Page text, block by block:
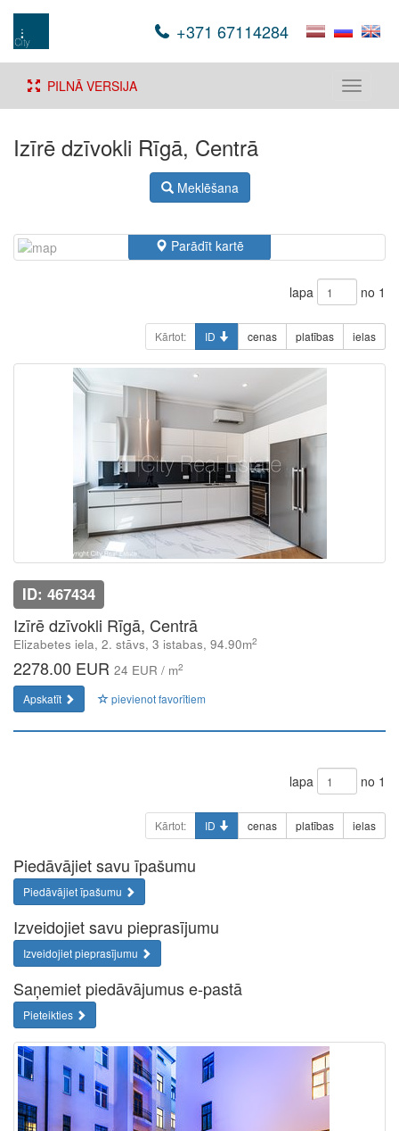
+371 67114284
Toggle
PILNĀ VERSIJA
Izīrē dzīvokli Rīgā, Centrā
Meklēšana
Parādīt kartē
lapa no 1
Kārtot: ID cenas platības ielas
ID: 467434
Izīrē dzīvokli Rīgā, Centrā
Elizabetes iela, 2. stāvs, 3 istabas, 94.90m2
2278.00 EUR 24 EUR / m2
Apskatīt pievienot favorītiem
lapa no 1
Kārtot: ID cenas platības ielas
Piedāvājiet savu īpašumu
Piedāvājiet īpašumu
Izveidojiet savu pieprasījumu
Izveidojiet pieprasījumu
Saņemiet piedāvājumus e-pastā
Pieteikties